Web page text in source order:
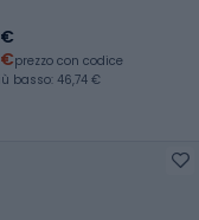
prezzo con codice
basso: 46,74 €